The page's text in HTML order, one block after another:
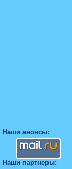
Наши анонсы:
Наши партнеры: